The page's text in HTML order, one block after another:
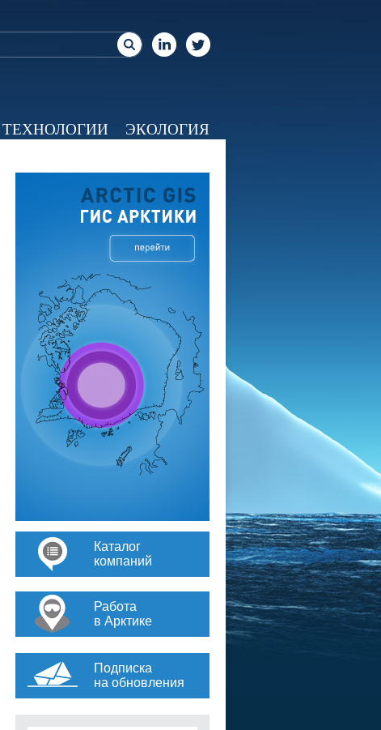
ТЕХНОЛОГИИ
ЭКОЛОГИЯ
Каталог
компаний
Работа
в Арктике
Подписка
на обновления